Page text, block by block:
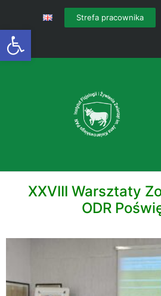
Otwórz pasek narzędzi
Strefa pracownika
XXVIII Warsztaty
ODR